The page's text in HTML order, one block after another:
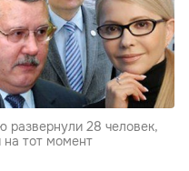
развернули 28 человек,
на тот момент